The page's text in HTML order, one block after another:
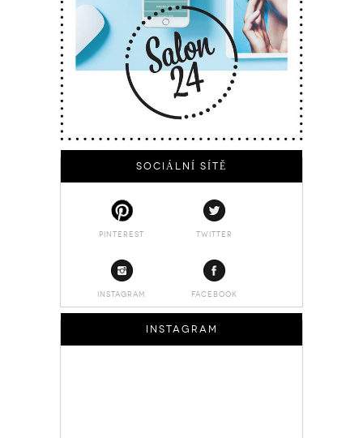
SOCIÁLNÍ SÍTĚ
PINTEREST TWITTER
INSTAGRAM FACEBOOK
INSTAGRAM